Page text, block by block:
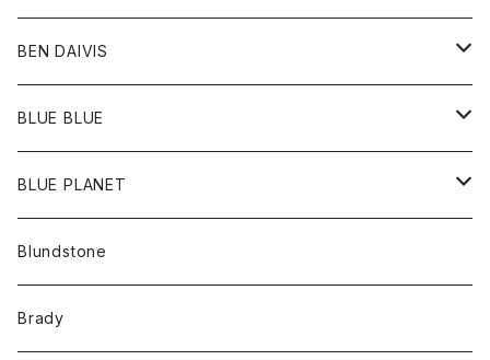
バッグ
ポーチ
トップス
Ｔシャツ
BEN DAIVIS
ポトム
パンツ
BLUE BLUE
アウター
カーディガン
コート
アクセサリー
バッグ
キッズ
BLUE PLANET
サングラス
Blundstone
Brady